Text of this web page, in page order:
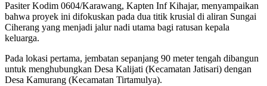
Pasiter Kodim 0604/Karawang, Kapten Inf Kihajar, menyampaikan
bahwa proyek ini difokuskan pada dua titik krusial di aliran Sungai
Ciherang yang menjadi jalur nadi utama bagi ratusan kepala
keluarga.
Pada lokasi pertama, jembatan sepanjang 90 meter tengah dibangun
untuk menghubungkan Desa Kalijati (Kecamatan Jatisari) dengan
Desa Kamurang (Kecamatan Tirtamulya).